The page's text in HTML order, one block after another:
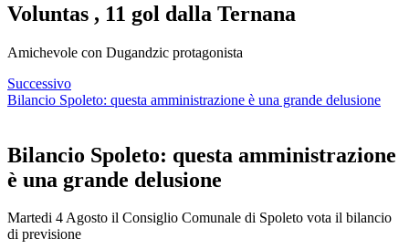
Voluntas , 11 gol dalla Ternana
Amichevole con Dugandzic protagonista
Successivo
Bilancio Spoleto: questa amministrazione è una grande delusione
Bilancio Spoleto: questa amministrazione
è una grande delusione
Martedi 4 Agosto il Consiglio Comunale di Spoleto vota il bilancio
di previsione